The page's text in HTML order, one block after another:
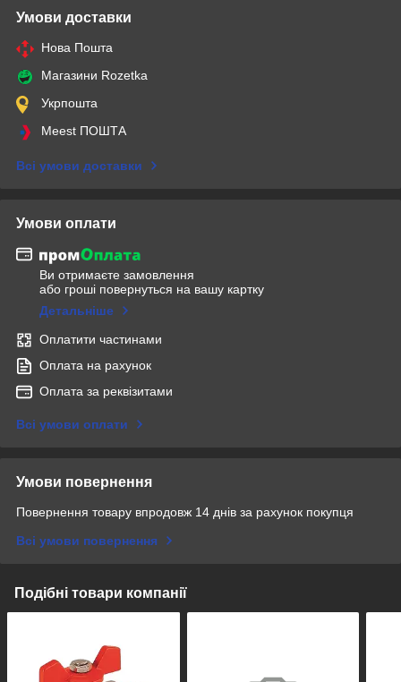
Умови доставки
Нова Пошта
Магазини Rozetka
Укрпошта
Meest ПОШТА
Всі умови доставки
Умови оплати
Ви отримаєте замовлення
або гроші повернуться на вашу картку
Детальніше
Оплатити частинами
Оплата на рахунок
Оплата за реквізитами
Всі умови оплати
Умови повернення
Повернення товару впродовж 14 днів за рахунок покупця
Всі умови повернення
Подібні товари компанії